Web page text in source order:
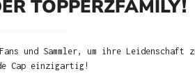
TOPPERZFAMILY!
und Sammler, um ihre
Cap einzigartig!